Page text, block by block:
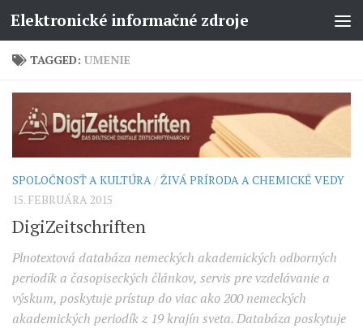
Elektronické informačné zdroje
TAGGED: UMENIE
SPOLOČNOSŤ A KULTÚRA /ŽIVÁ PRÍRODA A CHEMICKÉ VEDY
15. FEBRUÁRA 2015
DigiZeitschriften
Plnotextová databáza nemeckých akademických odborných
periodík a časopiseckých článkov, servis pre vzdelávanie a
výskum, poskytuje prístup do viac ako 200 nemeckých
akademických periodík z 19 krajín sveta. Databáza poskytuje